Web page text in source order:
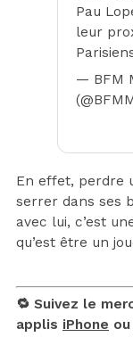
Pau
leur
— BFM
En effet, perdre
serrer dans ses
avec lui, c’est
qu’est être un
🔁 Suivez le
applis iPhone ou